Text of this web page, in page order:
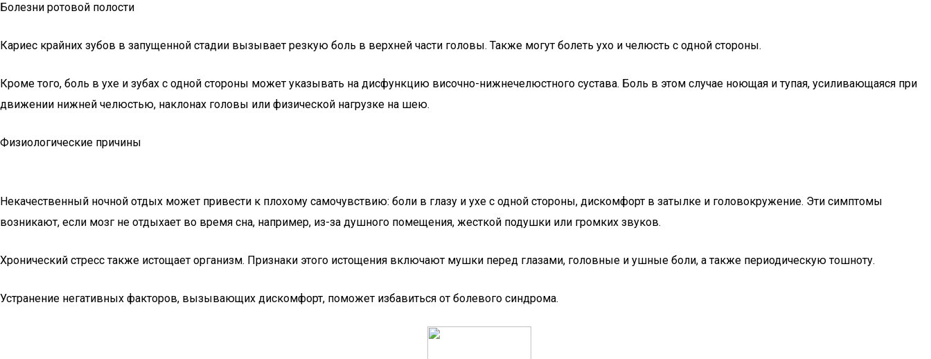
Болезни ротовой полости
Кариес крайних зубов в запущенной стадии вызывает резкую боль в верхней части головы. Также могут болеть ухо и челюсть с одной стороны.
Кроме того, боль в ухе и зубах с одной стороны может указывать на дисфункцию височно-нижнечелюстного сустава. Боль в этом случае ноющая и тупая, усиливающаяся при
движении нижней челюстью, наклонах головы или физической нагрузке на шею.
Физиологические причины
Некачественный ночной отдых может привести к плохому самочувствию: боли в глазу и ухе с одной стороны, дискомфорт в затылке и головокружение. Эти симптомы
возникают, если мозг не отдыхает во время сна, например, из-за душного помещения, жесткой подушки или громких звуков.
Хронический стресс также истощает организм. Признаки этого истощения включают мушки перед глазами, головные и ушные боли, а также периодическую тошноту.
Устранение негативных факторов, вызывающих дискомфорт, поможет избавиться от болевого синдрома.